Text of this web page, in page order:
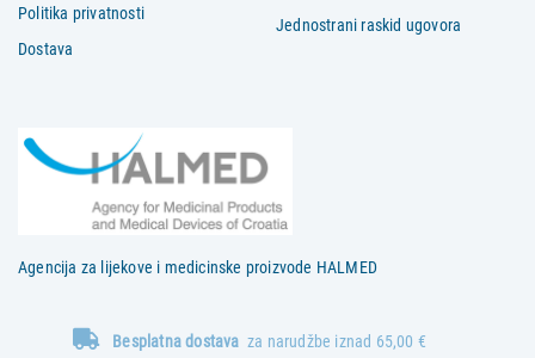
Politika privatnosti
Dostava
Jednostrani raskid ugovora
Agencija za lijekove i medicinske proizvode HALMED
Besplatna dostava za narudžbe iznad 65,00 €